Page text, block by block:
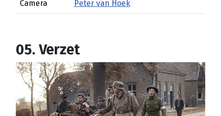
Camera
Peter van Hoek
05. Verzet